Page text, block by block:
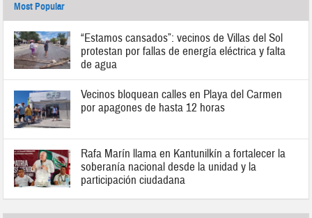
Most Popular
“Estamos cansados”: vecinos de Villas del Sol
protestan por fallas de energía eléctrica y falta
de agua
Vecinos bloquean calles en Playa del Carmen
por apagones de hasta 12 horas
Rafa Marín llama en Kantunilkín a fortalecer la
soberanía nacional desde la unidad y la
participación ciudadana